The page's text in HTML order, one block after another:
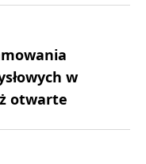
w
otwarte